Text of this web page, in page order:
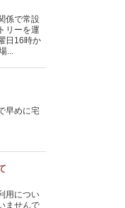
係で常設
リーを運
日16時か
...
早めに宅
用につい
ませんで